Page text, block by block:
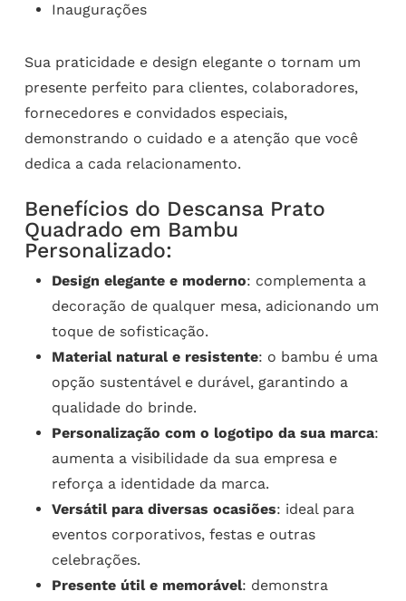
Inaugurações
Sua praticidade e design elegante o tornam um
presente perfeito para clientes, colaboradores,
fornecedores e convidados especiais,
demonstrando o cuidado e a atenção que você
dedica a cada relacionamento.
Benefícios do Descansa Prato
Quadrado em Bambu
Personalizado:
Design elegante e moderno: complementa a
decoração de qualquer mesa, adicionando um
toque de sofisticação.
Material natural e resistente: o bambu é uma
opção sustentável e durável, garantindo a
qualidade do brinde.
Personalização com o logotipo da sua marca:
aumenta a visibilidade da sua empresa e
reforça a identidade da marca.
Versátil para diversas ocasiões: ideal para
eventos corporativos, festas e outras
celebrações.
Presente útil e memorável: demonstra